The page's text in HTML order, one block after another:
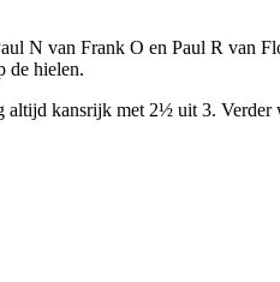
N van Frank O en Paul R van
de hielen.
kansrijk met 2½ uit 3.